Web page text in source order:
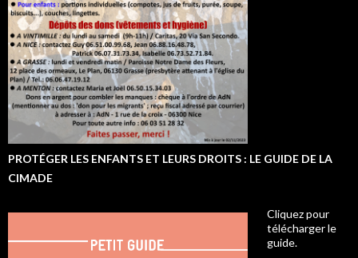
PROTÉGER LES ENFANTS ET LEURS DROITS : LE GUIDE DE LA
CIMADE
Cliquez pour
télécharger le
guide.